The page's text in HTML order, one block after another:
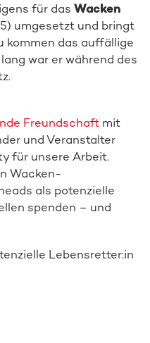
für das Wacken
umgesetzt und bringt
kommen das auffällige
war er während des
Freundschaft mit
und Veranstalter
für unsere Arbeit.
Wacken-
als potenzielle
spenden – und
Lebensretter:in